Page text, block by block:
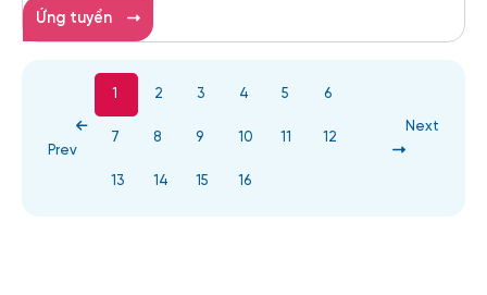
Ứng tuyển
Prev
1 2 3 4 5 6
7 8 9 10 11 12
13 14 15 16
Next